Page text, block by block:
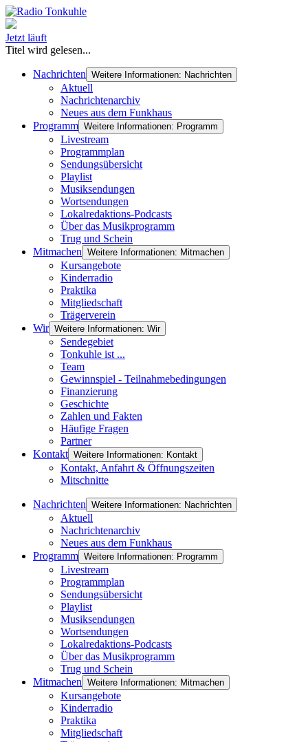
Jetzt läuft
Titel wird gelesen...
Nachrichten Weitere Informationen: Nachrichten
Aktuell
Nachrichtenarchiv
Neues aus dem Funkhaus
Programm Weitere Informationen: Programm
Livestream
Programmplan
Sendungsübersicht
Playlist
Musiksendungen
Wortsendungen
Lokalredaktions-Podcasts
Über das Musikprogramm
Trug und Schein
Mitmachen Weitere Informationen: Mitmachen
Kursangebote
Kinderradio
Praktika
Mitgliedschaft
Trägerverein
Wir Weitere Informationen: Wir
Sendegebiet
Tonkuhle ist ...
Team
Gewinnspiel - Teilnahmebedingungen
Finanzierung
Geschichte
Zahlen und Fakten
Häufige Fragen
Partner
Kontakt Weitere Informationen: Kontakt
Kontakt, Anfahrt & Öffnungszeiten
Mitschnitte
Nachrichten Weitere Informationen: Nachrichten
Aktuell
Nachrichtenarchiv
Neues aus dem Funkhaus
Programm Weitere Informationen: Programm
Livestream
Programmplan
Sendungsübersicht
Playlist
Musiksendungen
Wortsendungen
Lokalredaktions-Podcasts
Über das Musikprogramm
Trug und Schein
Mitmachen Weitere Informationen: Mitmachen
Kursangebote
Kinderradio
Praktika
Mitgliedschaft